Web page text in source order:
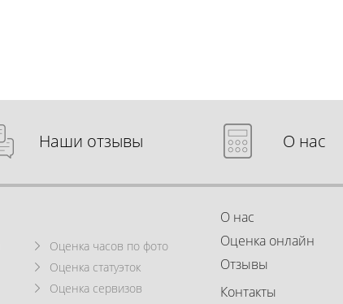
Наши отзывы О нас
Оценка часов по фото
Оценка статуэток
Оценка сервизов
О нас
Оценка онлайн
Отзывы
Контакты